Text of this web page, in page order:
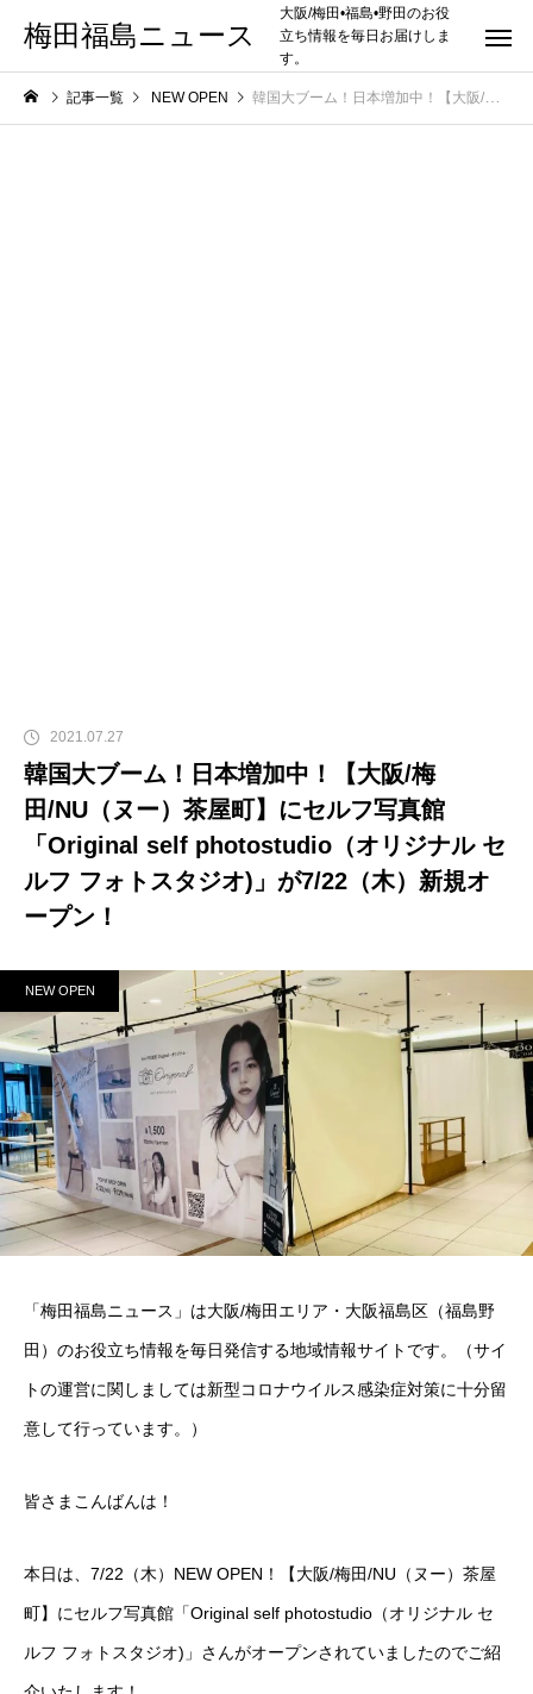
梅田福島ニュース
大阪/梅田•福島•野田のお役
立ち情報を毎日お届けしま
す。
記事一覧 NEW OPEN 韓国大ブーム！日本増加中！【大阪/梅田/NU（ヌー）茶屋町】にセルフ写真館「Original self photostudio（オリジナル セルフ フォトスタジオ)」が7/22（木）新規オープン！
2021.07.27
韓国大ブーム！日本増加中！【大阪/梅
田/NU（ヌー）茶屋町】にセルフ写真館
「Original self photostudio（オリジナル セ
ルフ フォトスタジオ)」が7/22（木）新規オ
ープン！
NEW OPEN
「梅田福島ニュース」は大阪/梅田エリア・大阪福島区（福島野
田）のお役立ち情報を毎日発信する地域情報サイトです。（サイ
トの運営に関しましては新型コロナウイルス感染症対策に十分留
意して行っています。）
皆さまこんばんは！
本日は、7/22（木）NEW OPEN！【大阪/梅田/NU（ヌー）茶屋
町】にセルフ写真館「Original self photostudio（オリジナル セ
ルフ フォトスタジオ)」さんがオープンされていましたのでご紹